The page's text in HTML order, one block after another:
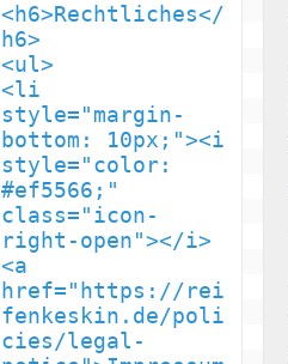
<h6>Rechtliches</
h6>
<ul>
<li
style="margin-
bottom: 10px;"><i
style="color:
#ef5566;"
class="icon-
right-open"></i>
<a
href="https://rei
fenkeskin.de/poli
cies/legal-